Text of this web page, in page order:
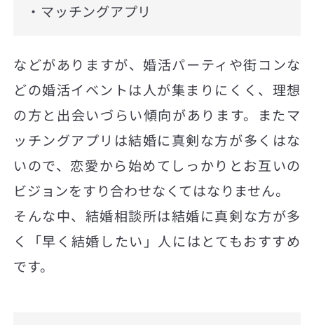
・マッチングアプリ
などがありますが、婚活パーティや街コンな
どの婚活イベントは人が集まりにくく、理想
の方と出会いづらい傾向があります。またマ
ッチングアプリは結婚に真剣な方が多くはな
いので、恋愛から始めてしっかりとお互いの
ビジョンをすり合わせなくてはなりません。
そんな中、結婚相談所は結婚に真剣な方が多
く「早く結婚したい」人にはとてもおすすめ
です。